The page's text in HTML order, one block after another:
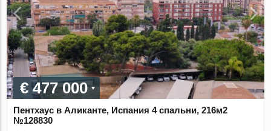
€ 477 000
Пентхаус в Аликанте, Испания 4 спальни, 216м2
№128830